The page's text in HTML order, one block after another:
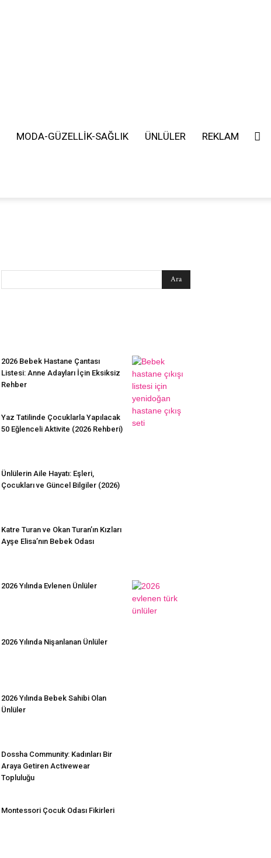
MODA-GÜZELLİK-SAĞLIK ÜNLÜLER REKLAM
2026 Bebek Hastane Çantası
Listesi: Anne Adayları İçin Eksiksiz
Rehber
Yaz Tatilinde Çocuklarla Yapılacak
50 Eğlenceli Aktivite (2026 Rehberi)
Ünlülerin Aile Hayatı: Eşleri,
Çocukları ve Güncel Bilgiler (2026)
Katre Turan ve Okan Turan’ın Kızları
Ayşe Elisa’nın Bebek Odası
2026 Yılında Evlenen Ünlüler
2026 Yılında Nişanlanan Ünlüler
2026 Yılında Bebek Sahibi Olan
Ünlüler
Dossha Community: Kadınları Bir
Araya Getiren Activewear
Topluluğu
Montessori Çocuk Odası Fikirleri